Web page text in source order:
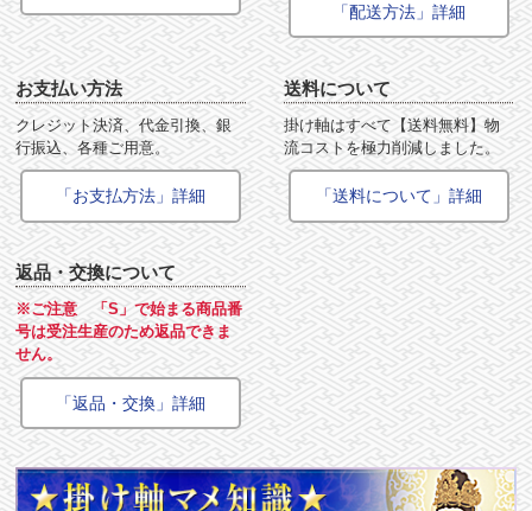
「配送方法」詳細
お支払い方法
クレジット決済、代金引換、銀
行振込、各種ご用意。
「お支払方法」詳細
送料について
掛け軸はすべて【送料無料】物
流コストを極力削減しました。
「送料について」詳細
返品・交換について
※ご注意 「S」で始まる商品番
号は受注生産のため返品できま
せん。
「返品・交換」詳細